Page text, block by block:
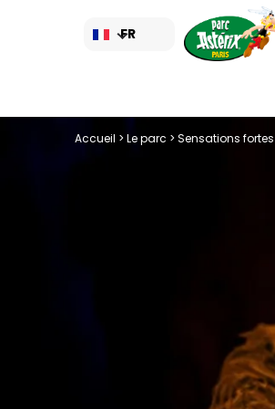
FR
Accueil > Le parc > Sensations fortes